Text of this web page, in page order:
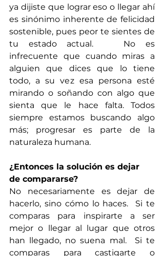
ya dijiste que lograr eso o llegar ahí
es sinónimo inherente de felicidad
sostenible, pues peor te sientes de
tu estado actual.   No es
infrecuente que cuando miras a
alguien que dices que lo tiene
todo, a su vez esa persona esté
mirando o soñando con algo que
sienta que le hace falta. Todos
siempre estamos buscando algo
más; progresar es parte de la
naturaleza humana.
¿Entonces la solución es dejar
de compararse?
No necesariamente es dejar de
hacerlo, sino cómo lo haces.  Si te
comparas para inspirarte a ser
mejor o llegar al lugar que otros
han llegado, no suena mal.  Si te
comparas para castigarte o